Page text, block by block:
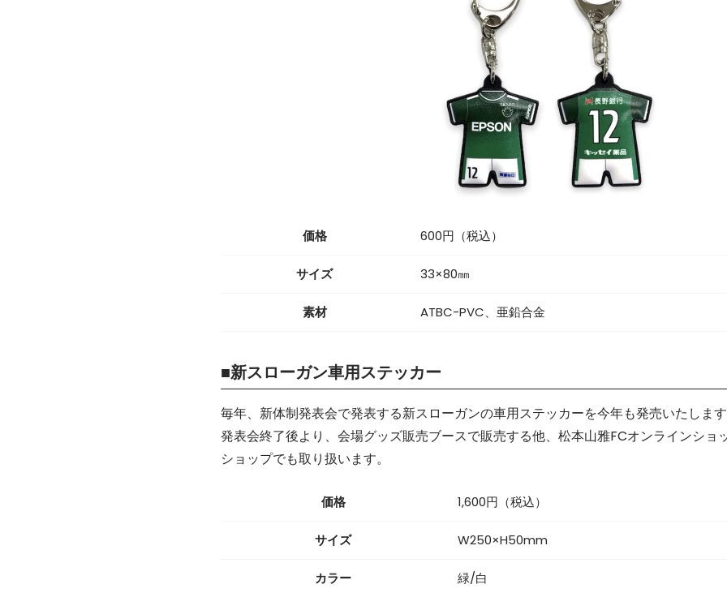
価格 600円（税込）
サイズ 33×80㎜
素材 ATBC-PVC、亜鉛合金
■新スローガン車用ステッカー
毎年、新体制発表会で発表する新スローガンの車用ステッカーを今年も発売いたします
発表会終了後より、会場グッズ販売ブースで販売する他、松本山雅FCオンラインショ
ショップでも取り扱います。
価格 1,600円（税込）
サイズ W250×H50mm
カラー 緑/白